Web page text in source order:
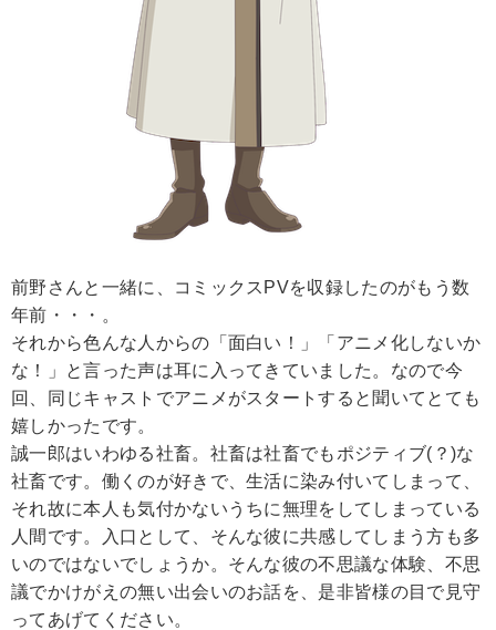
前野さんと一緒に、コミックスPVを収録したのがもう数
年前・・・。
それから色んな人からの「面白い！」「アニメ化しないか
な！」と言った声は耳に入ってきていました。なので今
回、同じキャストでアニメがスタートすると聞いてとても
嬉しかったです。
誠一郎はいわゆる社畜。社畜は社畜でもポジティブ(？)な
社畜です。働くのが好きで、生活に染み付いてしまって、
それ故に本人も気付かないうちに無理をしてしまっている
人間です。入口として、そんな彼に共感してしまう方も多
いのではないでしょうか。そんな彼の不思議な体験、不思
議でかけがえの無い出会いのお話を、是非皆様の目で見守
ってあげてください。